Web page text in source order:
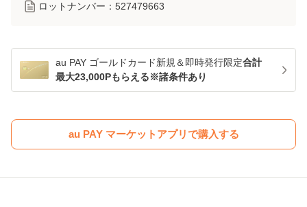
ロットナンバー： 527479663
au PAY ゴールドカード新規＆即時発行限定合計
最大23,000Pもらえる※諸条件あり
au PAY マーケットアプリで購入する